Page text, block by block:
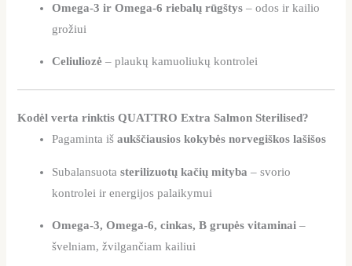
Omega-3 ir Omega-6 riebalų rūgštys – odos ir kailio
grožiui
Celiuliozė – plaukų kamuoliukų kontrolei
Kodėl verta rinktis QUATTRO Extra Salmon Sterilised?
Pagaminta išaukščiausios kokybės norvegiškos lašišos
Subalansuotasterilizuotų kačių mityba – svorio
kontrolei ir energijos palaikymui
Omega-3, Omega-6, cinkas, B grupės vitaminai –
švelniam, žvilgančiam kailiui